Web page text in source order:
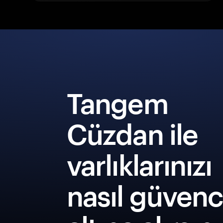
Tangem
Cüzdan ile
varlıklarınızı
nasıl